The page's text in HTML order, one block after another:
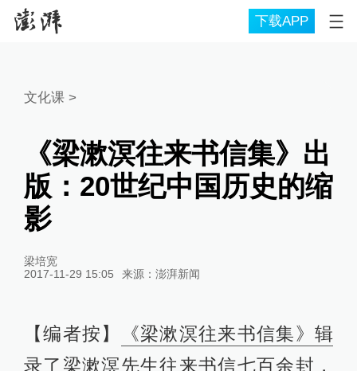
下载APP
文化课>
《梁漱溟往来书信集》出
版：20世纪中国历史的缩
影
梁培宽
2017-11-29 15:05
来源： 澎湃新闻
【编者按】
《梁漱溟往来书信集》辑
录了梁漱溟先生往来书信七百余封，